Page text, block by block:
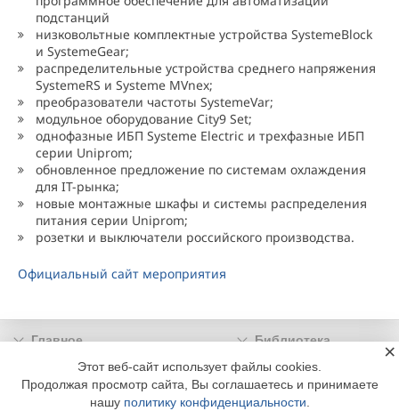
подстанций
низковольтные комплектные устройства SystemeBlock
и SystemeGear;
распределительные устройства среднего напряжения
SystemeRS и Systeme MVnex;
преобразователи частоты SystemeVar;
модульное оборудование City9 Set;
однофазные ИБП Systeme Electric и трехфазные ИБП
серии Uniprom;
обновленное предложение по системам охлаждения
для IT-рынка;
новые монтажные шкафы и системы распределения
питания серии Uniprom;
розетки и выключатели российского производства.
Официальный сайт мероприятия
Главное
Библиотека
Подписка
Реклама
Информация
Этот веб-сайт использует файлы cookies.
Продолжая просмотр сайта, Вы соглашаетесь и принимаете
нашу политику конфиденциальности
×